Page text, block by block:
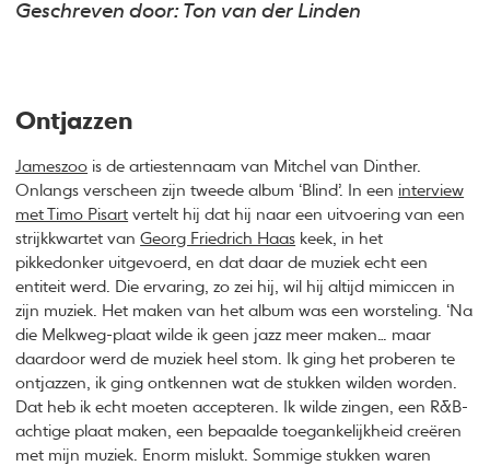
Geschreven door: Ton van der Linden
Ontjazzen
Jameszoo is de artiestennaam van Mitchel van Dinther.
Onlangs verscheen zijn tweede album ‘Blind’. In een interview
met Timo Pisart vertelt hij dat hij naar een uitvoering van een
strijkkwartet vanGeorg Friedrich Haas keek, in het
pikkedonker uitgevoerd, en dat daar de muziek echt een
entiteit werd. Die ervaring, zo zei hij, wil hij altijd mimiccen in
zijn muziek. Het maken van het album was een worsteling. ‘Na
die Melkweg-plaat wilde ik geen jazz meer maken… maar
daardoor werd de muziek heel stom. Ik ging het proberen te
ontjazzen, ik ging ontkennen wat de stukken wilden worden.
Dat heb ik echt moeten accepteren. Ik wilde zingen, een R&B-
achtige plaat maken, een bepaalde toegankelijkheid creëren
met mijn muziek. Enorm mislukt. Sommige stukken waren